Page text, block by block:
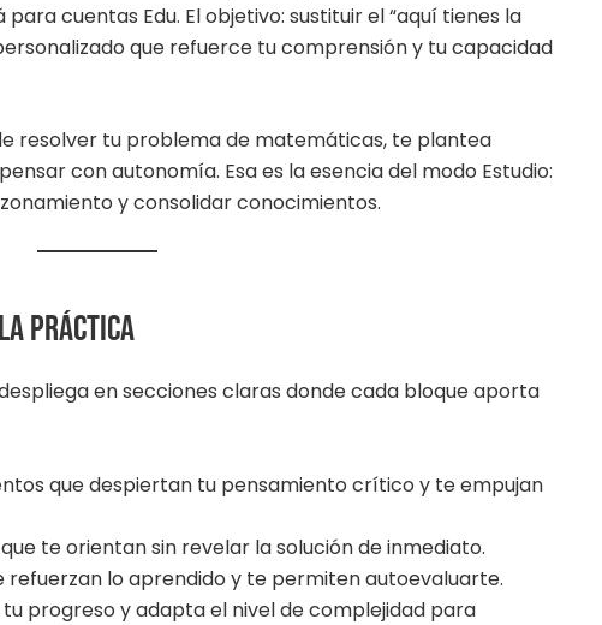
cuentas Edu. El objetivo: sustituir el “aquí tienes la
que refuerce tu comprensión y tu capacidad
resolver tu problema de matemáticas, te plantea
con autonomía. Esa es la esencia del modo Estudio:
y consolidar conocimientos.
la práctica
en secciones claras donde cada bloque aporta
que despiertan tu pensamiento crítico y te empujan
te orientan sin revelar la solución de inmediato.
refuerzan lo aprendido y te permiten autoevaluarte.
tu progreso y adapta el nivel de complejidad para